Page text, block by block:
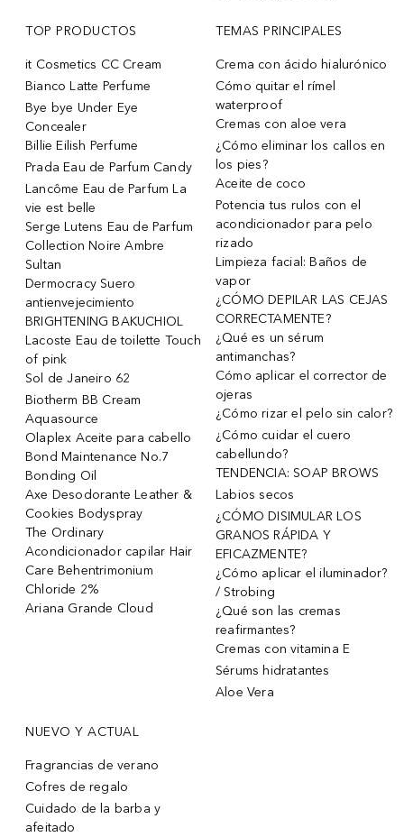
TOP PRODUCTOS
it Cosmetics CC Cream
Bianco Latte Perfume
Bye bye Under Eye
Concealer
Billie Eilish Perfume
Prada Eau de Parfum Candy
Lancôme Eau de Parfum La
vie est belle
Serge Lutens Eau de Parfum
Collection Noire Ambre
Sultan
Dermocracy Suero
antienvejecimiento
BRIGHTENING BAKUCHIOL
Lacoste Eau de toilette Touch
of pink
Sol de Janeiro 62
Biotherm BB Cream
Aquasource
Olaplex Aceite para cabello
Bond Maintenance No.7
Bonding Oil
Axe Desodorante Leather &
Cookies Bodyspray
The Ordinary
Acondicionador capilar Hair
Care Behentrimonium
Chloride 2%
Ariana Grande Cloud
TEMAS PRINCIPALES
Crema con ácido hialurónico
Cómo quitar el rímel
waterproof
Cremas con aloe vera
¿Cómo eliminar los callos en
los pies?
Aceite de coco
Potencia tus rulos con el
acondicionador para pelo
rizado
Limpieza facial: Baños de
vapor
¿CÓMO DEPILAR LAS CEJAS
CORRECTAMENTE?
¿Qué es un sérum
antimanchas?
Cómo aplicar el corrector de
ojeras
¿Cómo rizar el pelo sin calor?
¿Cómo cuidar el cuero
cabellundo?
TENDENCIA: SOAP BROWS
Labios secos
¿CÓMO DISIMULAR LOS
GRANOS RÁPIDA Y
EFICAZMENTE?
¿Cómo aplicar el iluminador?
/ Strobing
¿Qué son las cremas
reafirmantes?
Cremas con vitamina E
Sérums hidratantes
Aloe Vera
NUEVO Y ACTUAL
Fragrancias de verano
Cofres de regalo
Cuidado de la barba y
afeitado